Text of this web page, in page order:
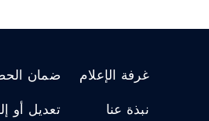
غرفة الإعلام
نبذة عنا
ضمان
تعديل أو